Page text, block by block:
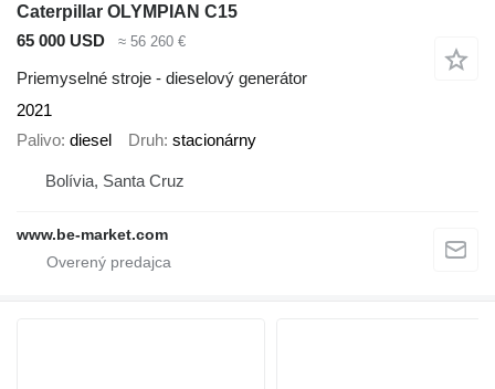
Caterpillar OLYMPIAN C15
65 000 USD
≈ 56 260 €
Priemyselné stroje - dieselový generátor
2021
Palivo diesel Druh stacionárny
Bolívia, Santa Cruz
www.be-market.com